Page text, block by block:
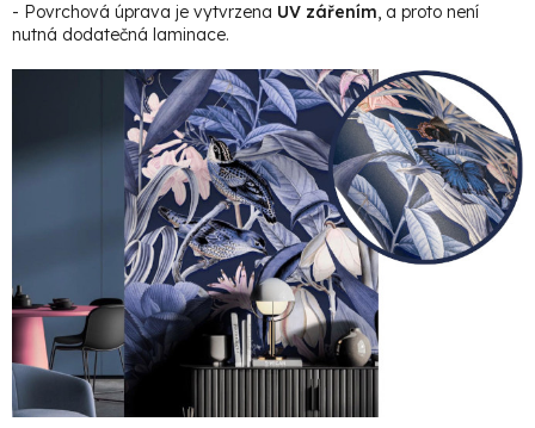
- Povrchová úprava je vytvrzena UV zářením, a proto není
nutná dodatečná laminace.